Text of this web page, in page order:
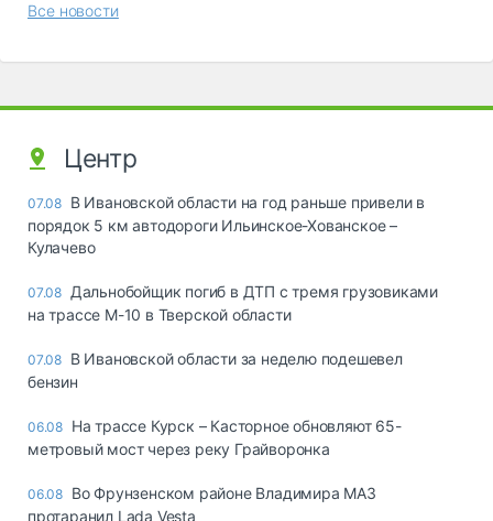
Все новости
Центр
07.08 В Ивановской области на год раньше привели в
порядок 5 км автодороги Ильинское-Хованское –
Кулачево
07.08 Дальнобойщик погиб в ДТП с тремя грузовиками
на трассе М-10 в Тверской области
07.08 В Ивановской области за неделю подешевел
бензин
06.08 На трассе Курск – Касторное обновляют 65-
метровый мост через реку Грайворонка
06.08 Во Фрунзенском районе Владимира МАЗ
протаранил Lada Vesta